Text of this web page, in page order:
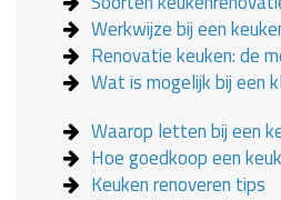
Werkwijze bij een
Renovatie keuken: de
Wat is mogelijk bij een
Waarop letten bij een
Hoe goedkoop een
Keuken renoveren tips